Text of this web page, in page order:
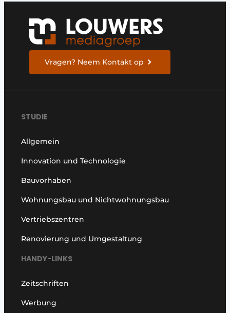
Vragen? Neem Kontakt op
STUDIE
Allgemein
Innovation und Technologie
Bauvorhaben
Wohnungsbau und Nichtwohnungsbau
Vertriebszentren
Renovierung und Umgestaltung
HANDY-LINKS
Zeitschriften
Werbung